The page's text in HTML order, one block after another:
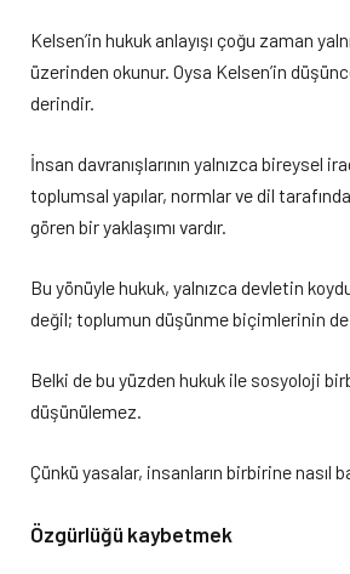
Kelsen’in hukuk anlayışı çoğu zaman
üzerinden okunur. Oysa Kelsen’in
derindir.
İnsan davranışlarının yalnızca bireysel
toplumsal yapılar, normlar ve dil
gören bir yaklaşımı vardır.
Bu yönüyle hukuk, yalnızca devletin
değil; toplumun düşünme biçimlerinin de
Belki de bu yüzden hukuk ile sosyoloji
düşünülemez.
Çünkü yasalar, insanların birbirine nasıl
Özgürlüğü kaybetmek